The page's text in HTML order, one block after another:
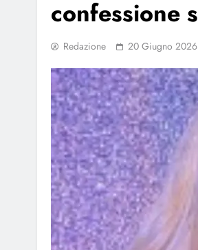
confessione
Redazione 20 Giugno